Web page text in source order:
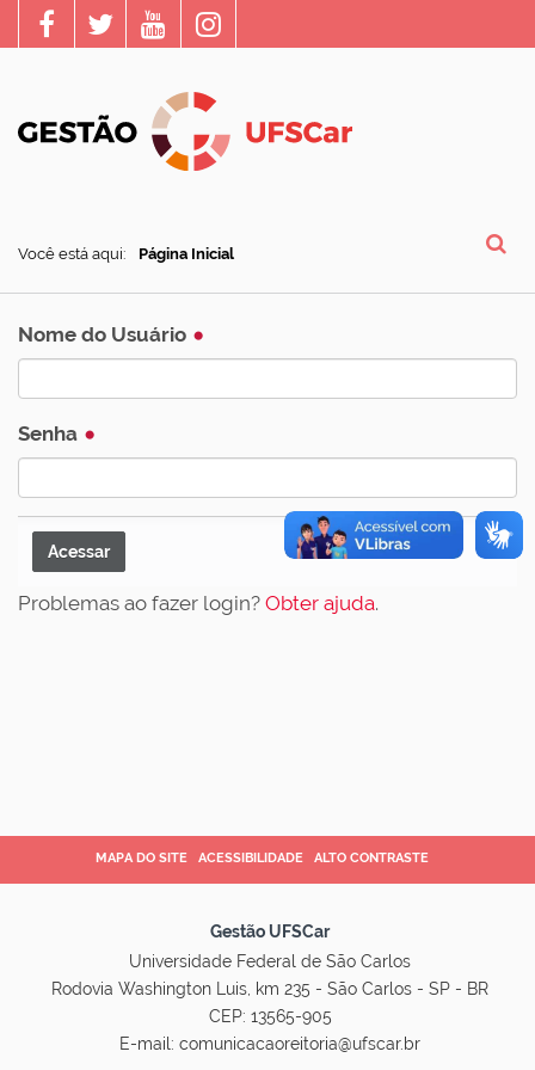
Você está aqui: Página Inicial
Nome do Usuário
Senha
Problemas ao fazer login? Obter ajuda.
MAPA DO SITE ACESSIBILIDADE ALTO CONTRASTE
Gestão UFSCar
Universidade Federal de São Carlos
Rodovia Washington Luis, km 235 - São Carlos - SP - BR
CEP: 13565-905
E-mail: comunicacaoreitoria@ufscar.br